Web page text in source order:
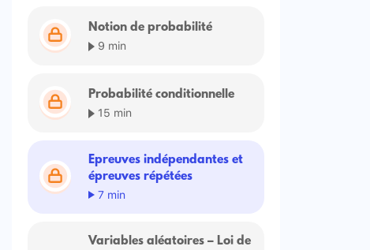
Notion de probabilité
9 min
Probabilité conditionnelle
15 min
Epreuves indépendantes et
épreuves répétées
7 min
Variables aléatoires – Loi de